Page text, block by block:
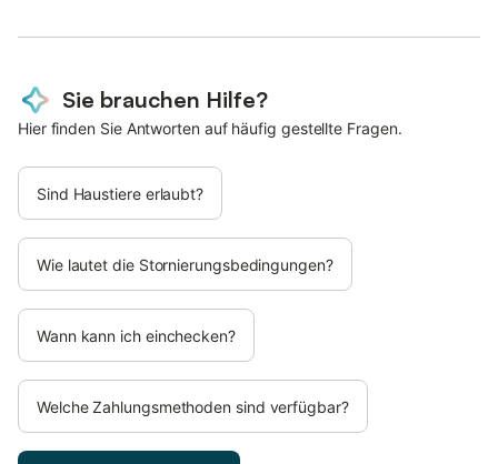
Sie brauchen Hilfe?
Hier finden Sie Antworten auf häufig gestellte Fragen.
Sind Haustiere erlaubt?
Wie lautet die Stornierungsbedingungen?
Wann kann ich einchecken?
Welche Zahlungsmethoden sind verfügbar?